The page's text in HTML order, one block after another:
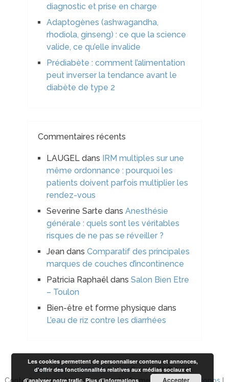
diagnostic et prise en charge
Adaptogènes (ashwagandha,
rhodiola, ginseng) : ce que la science
valide, ce qu’elle invalide
Prédiabète : comment l’alimentation
peut inverser la tendance avant le
diabète de type 2
Commentaires récents
LAUGELdans
IRM multiples sur une
même ordonnance : pourquoi les
patients doivent parfois multiplier les
rendez-vous
Severine Sarte dans Anesthésie
générale : quels sont les véritables
risques de ne pas se réveiller ?
Jeandans Comparatif des principales
marques de couches d’incontinence
Patricia Raphaëldans Salon Bien Etre
– Toulon
Bien-être et forme physique dans
L’eau de riz contre les diarrhées
Bien-être beauté et formeCopyright © 2026.
Les cookies permettent de personnaliser contenu et annonces,
d'offrir des fonctionnalités relatives aux médias sociaux et
d'analyser notre trafic.Plus d’informations Accepter